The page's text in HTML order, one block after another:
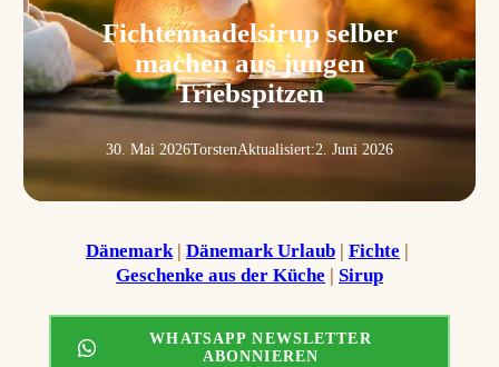
Fichtennadelsirup selber
machen aus jungen
Triebspitzen
30. Mai 2026TorstenAktualisiert:2. Juni 2026
Dänemark | Dänemark Urlaub | Fichte
Geschenke aus der Küche | Sirup
WHATSAPP NEWSLETTER
ABONNIEREN